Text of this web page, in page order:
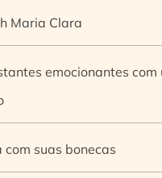
Maria Clara
emocionantes com
com suas bonecas